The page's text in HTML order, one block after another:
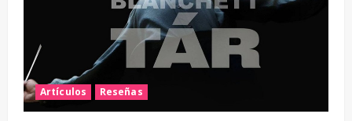
Artículos Reseñas